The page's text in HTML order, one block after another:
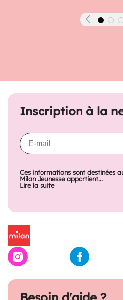
Précédent
Besoin d'aide ?
Inscription à la
Ces informations sont destinées
Milan Jeunesse appartient...
Lire la suite